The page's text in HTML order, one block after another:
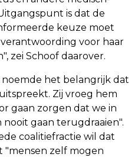
is dat de
keuze moet
voor haar
zei Schoof daarover.
noemde het belangrijk dat
Zij vroeg hem
gaan zorgen dat we in
gaan terugdraaien".
coalitiefractie wil dat
"mensen zelf mogen